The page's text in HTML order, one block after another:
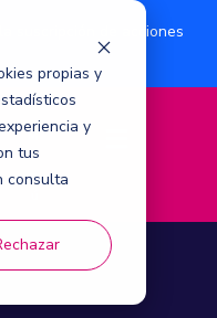
propias y
y
tus
consulta
suscripción de acciones
M
e
n